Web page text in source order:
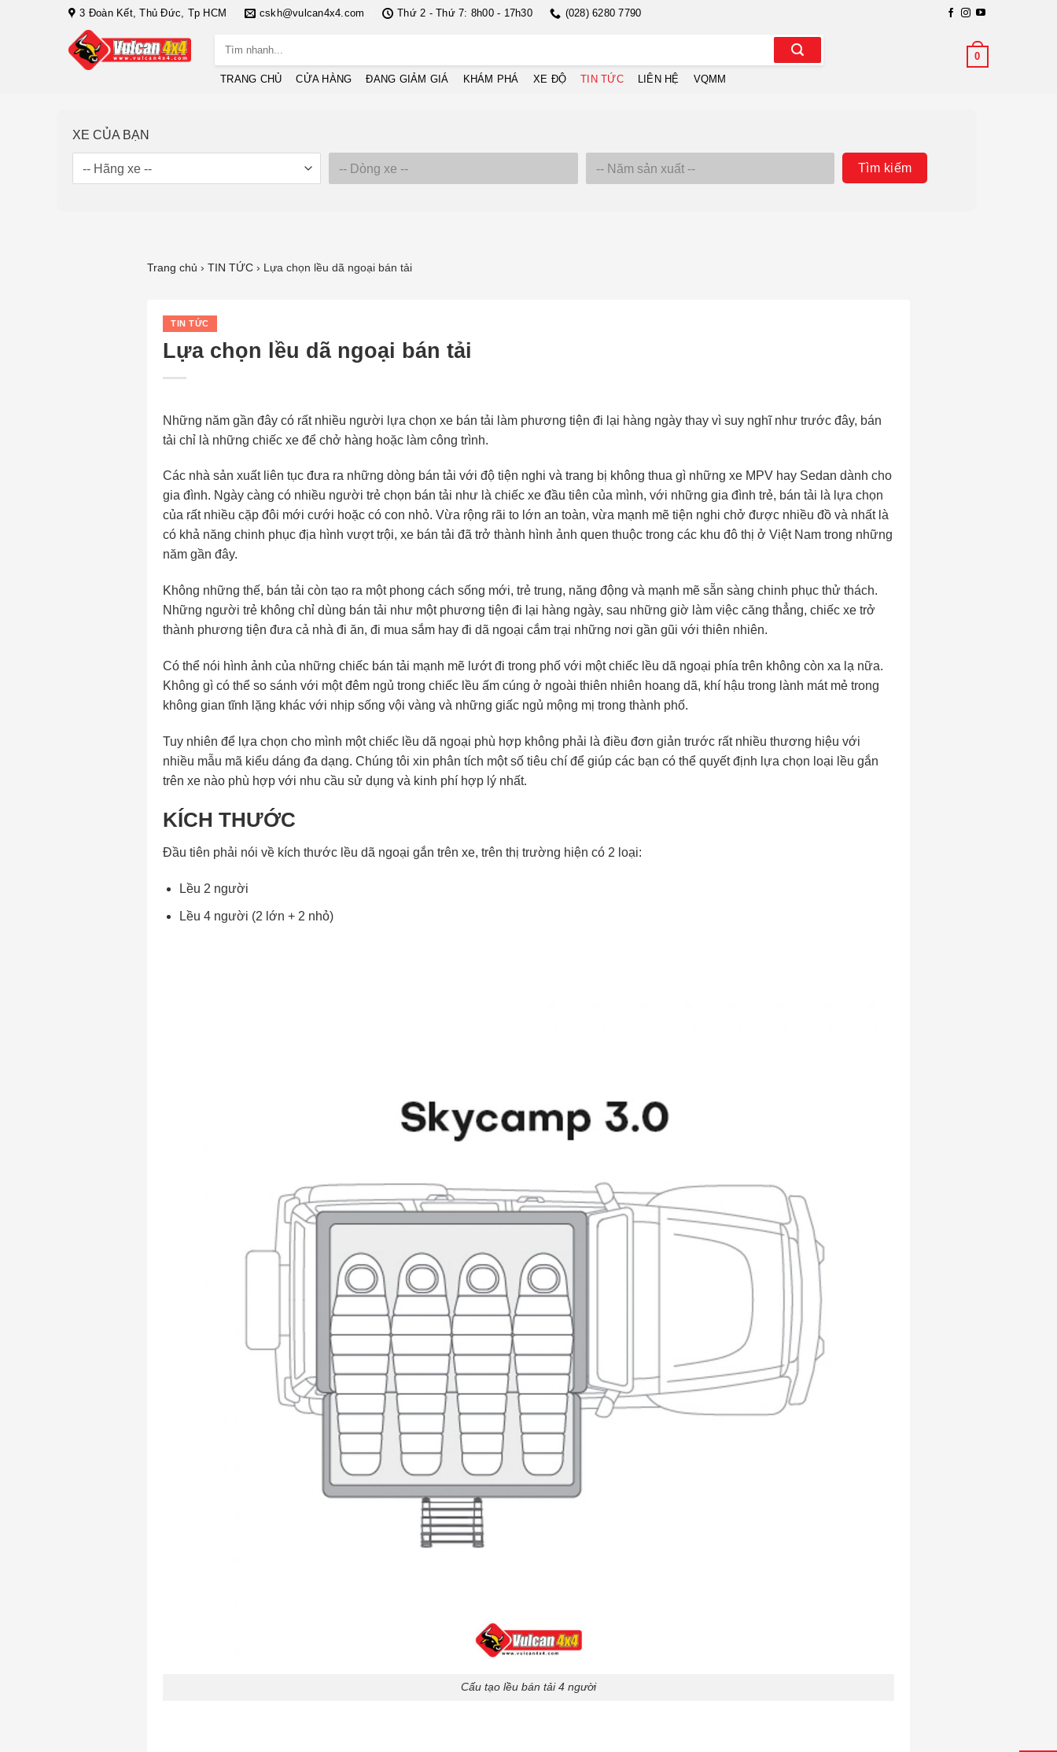
3 Đoàn Kết, Thủ Đức, Tp HCM cskh@vulcan4x4.com Thứ 2 - Thứ 7: 8h00 - 17h30 (028) 6280 7790
Tìm
TRANG CHỦ CỬA HÀNG ĐANG GIẢM GIÁ KHÁM PHÁ XE ĐỘ TIN TỨC LIÊN HỆ VQMM
0
XE CỦA BẠN
Tìm kiếm
Trang chủ › TIN TỨC › Lựa chọn lều dã ngoại bán tải
TIN TỨC
Lựa chọn lều dã ngoại bán tải
Những năm gần đây có rất nhiều người lựa chọn xe bán tải làm phương tiện đi lại hàng ngày thay vì suy nghĩ như trước đây, bán
tải chỉ là những chiếc xe để chở hàng hoặc làm công trình.
Các nhà sản xuất liên tục đưa ra những dòng bán tải với độ tiện nghi và trang bị không thua gì những xe MPV hay Sedan dành cho
gia đình. Ngày càng có nhiều người trẻ chọn bán tải như là chiếc xe đầu tiên của mình, với những gia đình trẻ, bán tải là lựa chọn
của rất nhiều cặp đôi mới cưới hoặc có con nhỏ. Vừa rộng rãi to lớn an toàn, vừa mạnh mẽ tiện nghi chở được nhiều đồ và nhất là
có khả năng chinh phục địa hình vượt trội, xe bán tải đã trở thành hình ảnh quen thuộc trong các khu đô thị ở Việt Nam trong những
năm gần đây.
Không những thế, bán tải còn tạo ra một phong cách sống mới, trẻ trung, năng động và mạnh mẽ sẵn sàng chinh phục thử thách.
Những người trẻ không chỉ dùng bán tải như một phương tiện đi lại hàng ngày, sau những giờ làm việc căng thẳng, chiếc xe trở
thành phương tiện đưa cả nhà đi ăn, đi mua sắm hay đi dã ngoại cắm trại những nơi gần gũi với thiên nhiên.
Có thể nói hình ảnh của những chiếc bán tải mạnh mẽ lướt đi trong phố với một chiếc lều dã ngoại phía trên không còn xa lạ nữa.
Không gì có thể so sánh với một đêm ngủ trong chiếc lều ấm cúng ở ngoài thiên nhiên hoang dã, khí hậu trong lành mát mẻ trong
không gian tĩnh lặng khác với nhịp sống vội vàng và những giấc ngủ mộng mị trong thành phố.
Tuy nhiên để lựa chọn cho mình một chiếc lều dã ngoại phù hợp không phải là điều đơn giản trước rất nhiều thương hiệu với
nhiều mẫu mã kiểu dáng đa dạng. Chúng tôi xin phân tích một số tiêu chí để giúp các bạn có thể quyết định lựa chọn loại lều gắn
trên xe nào phù hợp với nhu cầu sử dụng và kinh phí hợp lý nhất.
KÍCH THƯỚC
Đầu tiên phải nói về kích thước lều dã ngoại gắn trên xe, trên thị trường hiện có 2 loại:
Lều 2 người
Lều 4 người (2 lớn + 2 nhỏ)
Cấu tạo lều bán tải 4 người